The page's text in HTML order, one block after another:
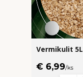
Vermikulit 5L
€ 6,99/ks